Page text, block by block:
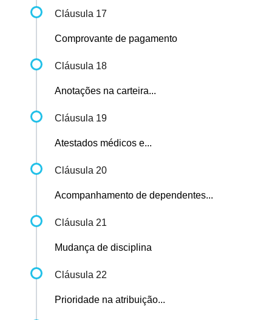
Cláusula 17
Comprovante de pagamento
Cláusula 18
Anotações na carteira...
Cláusula 19
Atestados médicos e...
Cláusula 20
Acompanhamento de dependentes...
Cláusula 21
Mudança de disciplina
Cláusula 22
Prioridade na atribuição...